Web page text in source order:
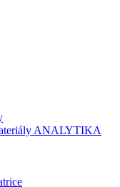
ANALYTIKA